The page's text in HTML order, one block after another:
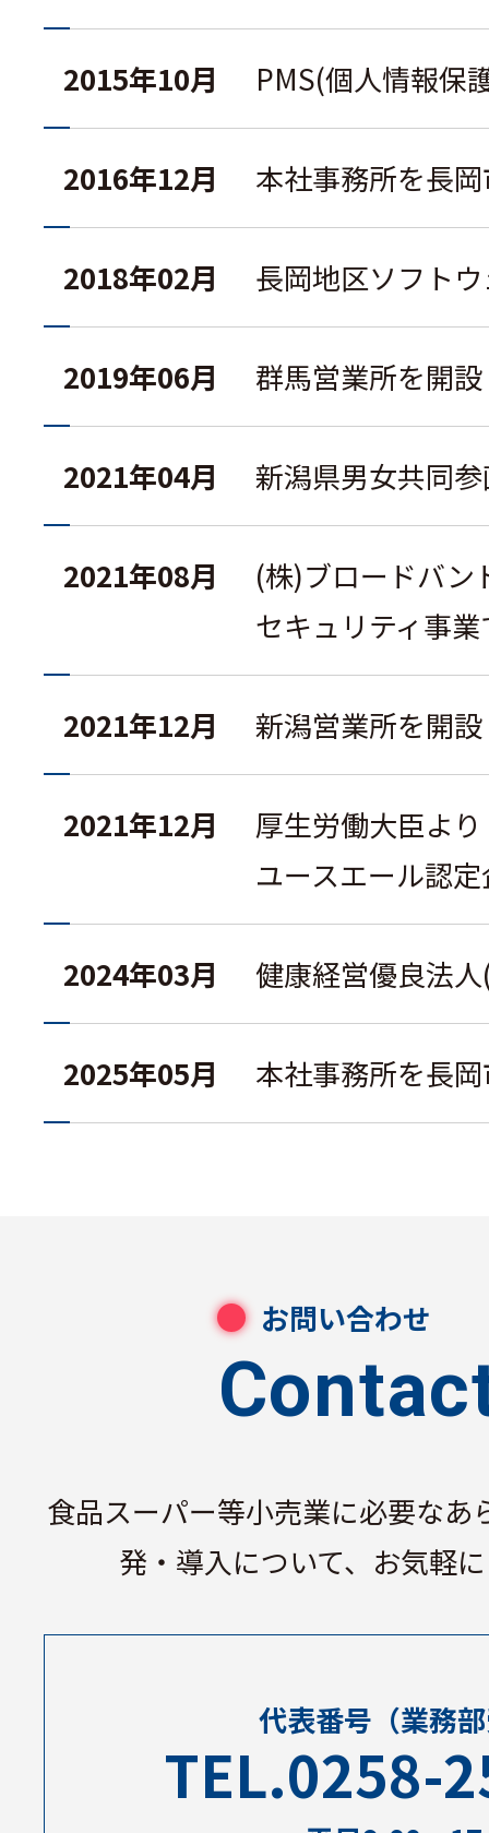
2015年10月 PMS(個人情報保
2016年12月 本社事務所を長
2018年02月 長岡地区ソフト
2019年06月 群馬営業所を開設
2021年04月 新潟県男女共同
2021年08月
(株)ブロードバン
セキュリティ事
2021年12月 新潟営業所を開設
2021年12月
厚生労働大臣より
ユースエール認
2024年03月 健康経営優良法
2025年05月 本社事務所を長
お問い合わせ
⾷品スーパー等⼩売業に必要なあ
発・導⼊について、お気軽
代表番号 （業務
TEL.0258-